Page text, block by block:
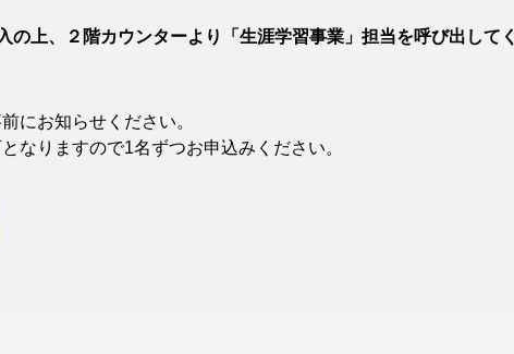
上、２階カウンターより「生涯学習事業」担当を呼び出してく
にお知らせください。
なりますので1名ずつお申込みください。